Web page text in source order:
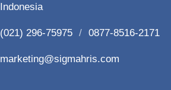
Indonesia
(021) 296-75975 / 0877-8516-2171
marketing@sigmahris.com